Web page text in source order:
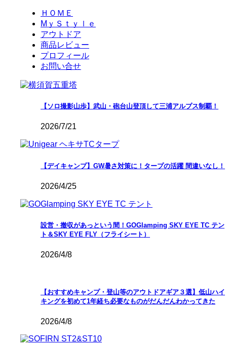
ＨＯＭＥ
MｙＳｔｙｌｅ
アウトドア
商品レビュー
プロフィール
お問い合せ
【ソロ撮影山歩】武山・砲台山登頂して三浦アルプス制覇！
2026/7/21
【デイキャンプ】GW暑さ対策に！タープの活躍 間違いなし！
2026/4/25
設営・撤収があっという間！GOGlamping SKY EYE TC テン
ト＆SKY EYE FLY（フライシート）
2026/4/8
【おすすめキャンプ・登山等のアウトドアギア３選】低山ハイ
キングを初めて1年経ち必要なものがだんだんわかってきた
2026/4/8